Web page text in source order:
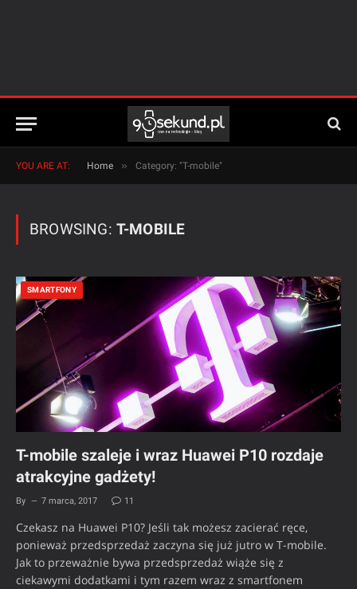
YOU ARE AT: Home » Category: "T-mobile"
BROWSING: T-MOBILE
SMARTFONY
T-mobile szaleje i wraz Huawei P10 rozdaje
atrakcyjne gadżety!
By 7 marca, 2017 11
Czekasz na Huawei P10? Jeśli tak możesz zacierać ręce,
ponieważ przedsprzedaż zaczyna się już jutro w T-mobile.
Jak to przeważnie bywa przedsprzedaż wiąże się z
ciekawymi dodatkami i tym razem wraz z smartfonem